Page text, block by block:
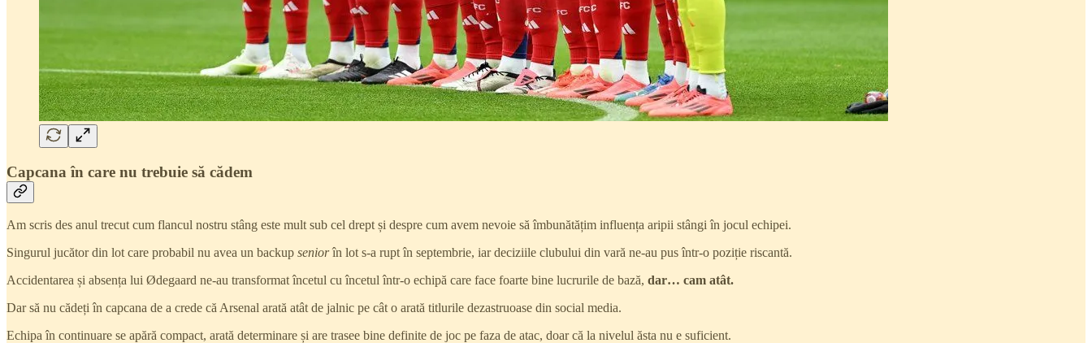
Capcana în care nu trebuie să cădem
Am scris des anul trecut cum flancul nostru stâng este mult sub cel drept și despre cum avem nevoie să îmbunătățim influența aripii stângi în jocul echipei.
Singurul jucător din lot care probabil nu avea un backup seniorîn lot s-a rupt în septembrie, iar deciziile clubului din vară ne-au pus într-o poziție riscantă.
Accidentarea și absența lui Ødegaard ne-au transformat încetul cu încetul într-o echipă care face foarte bine lucrurile de bază, dar… cam atât.
Dar să nu cădeți în capcana de a crede că Arsenal arată atât de jalnic pe cât o arată titlurile dezastruoase din social media.
Echipa în continuare se apără compact, arată determinare și are trasee bine definite de joc pe faza de atac, doar că la nivelul ăsta nu e suficient.